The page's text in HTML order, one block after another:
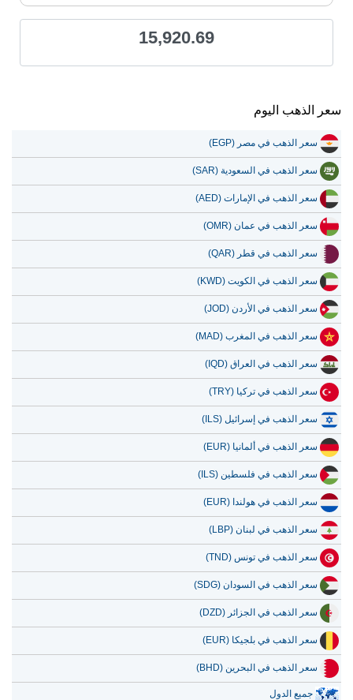
15,920.69
سعر الذهب اليوم
سعر الذهب في مصر (EGP)
سعر الذهب في السعودية (SAR)
سعر الذهب في الإمارات (AED)
سعر الذهب في عمان (OMR)
سعر الذهب في قطر (QAR)
سعر الذهب في الكويت (KWD)
سعر الذهب في الأردن (JOD)
سعر الذهب في المغرب (MAD)
سعر الذهب في العراق (IQD)
سعر الذهب في تركيا (TRY)
سعر الذهب في إسرائيل (ILS)
سعر الذهب في ألمانيا (EUR)
سعر الذهب في فلسطين (ILS)
سعر الذهب في هولندا (EUR)
سعر الذهب في لبنان (LBP)
سعر الذهب في تونس (TND)
سعر الذهب في السودان (SDG)
سعر الذهب في الجزائر (DZD)
سعر الذهب في بلجيكا (EUR)
سعر الذهب في البحرين (BHD)
جميع الدول